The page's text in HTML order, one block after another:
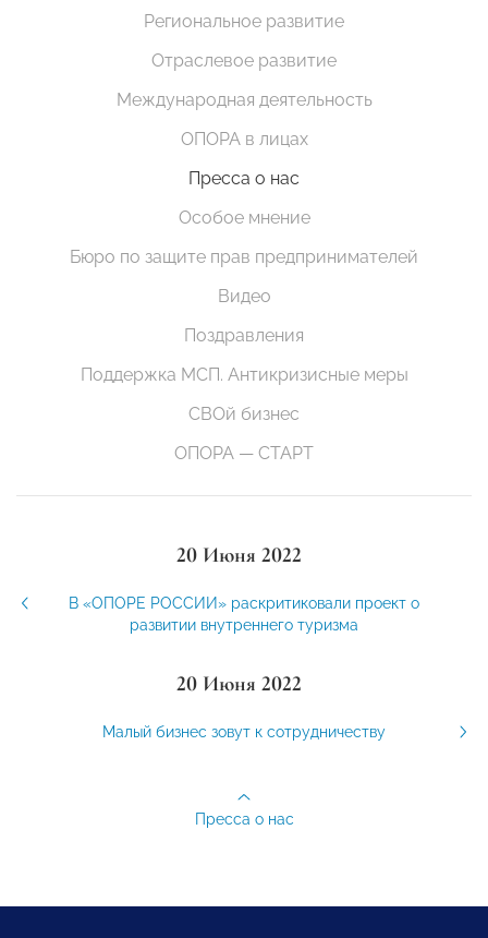
Региональное развитие
Отраслевое развитие
Международная деятельность
ОПОРА в лицах
Пресса о нас
Особое мнение
Бюро по защите прав предпринимателей
Видео
Поздравления
Поддержка МСП. Антикризисные меры
СВОй бизнес
ОПОРА — СТАРТ
20 Июня 2022
В «ОПОРЕ РОССИИ» раскритиковали проект о
развитии внутреннего туризма
20 Июня 2022
Малый бизнес зовут к сотрудничеству
Пресса о нас